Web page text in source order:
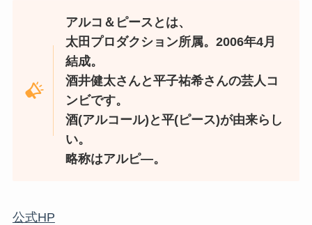
アルコ＆ピースとは、
太田プロダクション所属。2006年4月
結成。
酒井健太さんと平子祐希さんの芸人コ
ンビです。
酒(アルコール)と平(ピース)が由来らし
い。
略称はアルピ―。
公式HP